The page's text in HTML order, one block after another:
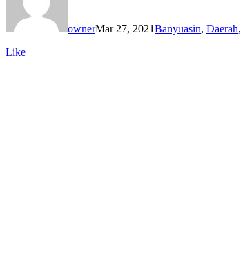
ownerMar 27, 2021Banyuasin, Daerah,
Like